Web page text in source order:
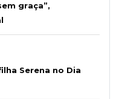
graça”,
Serena no Dia